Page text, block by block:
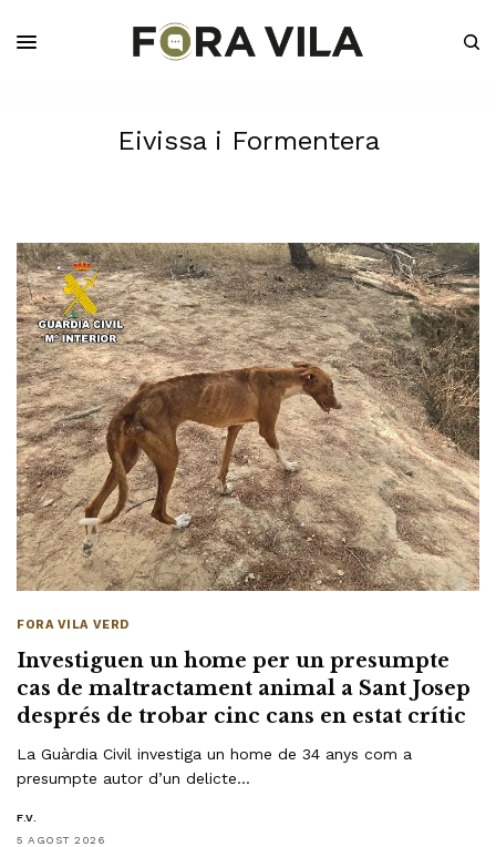
Eivissa i Formentera
FORA VILA VERD
Investiguen un home per un presumpte
cas de maltractament animal a Sant Josep
després de trobar cinc cans en estat crític
La Guàrdia Civil investiga un home de 34 anys com a
presumpte autor d’un delicte…
F.V.
5 AGOST 2026